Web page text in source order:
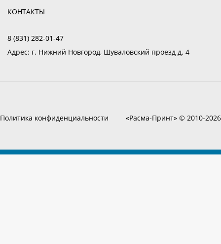
КОНТАКТЫ
8 (831) 282-01-47
Адрес: г. Нижний Новгород, Шуваловский проезд д. 4
Политика конфиденциальности «Расма-Принт» © 2010-2026